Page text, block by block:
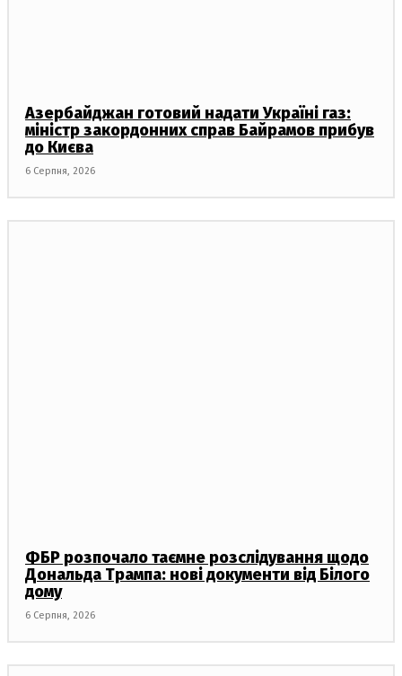
Азербайджан готовий надати Україні газ:
міністр закордонних справ Байрамов прибув
до Києва
6 Серпня, 2026
ФБР розпочало таємне розслідування щодо
Дональда Трампа: нові документи від Білого
дому
6 Серпня, 2026